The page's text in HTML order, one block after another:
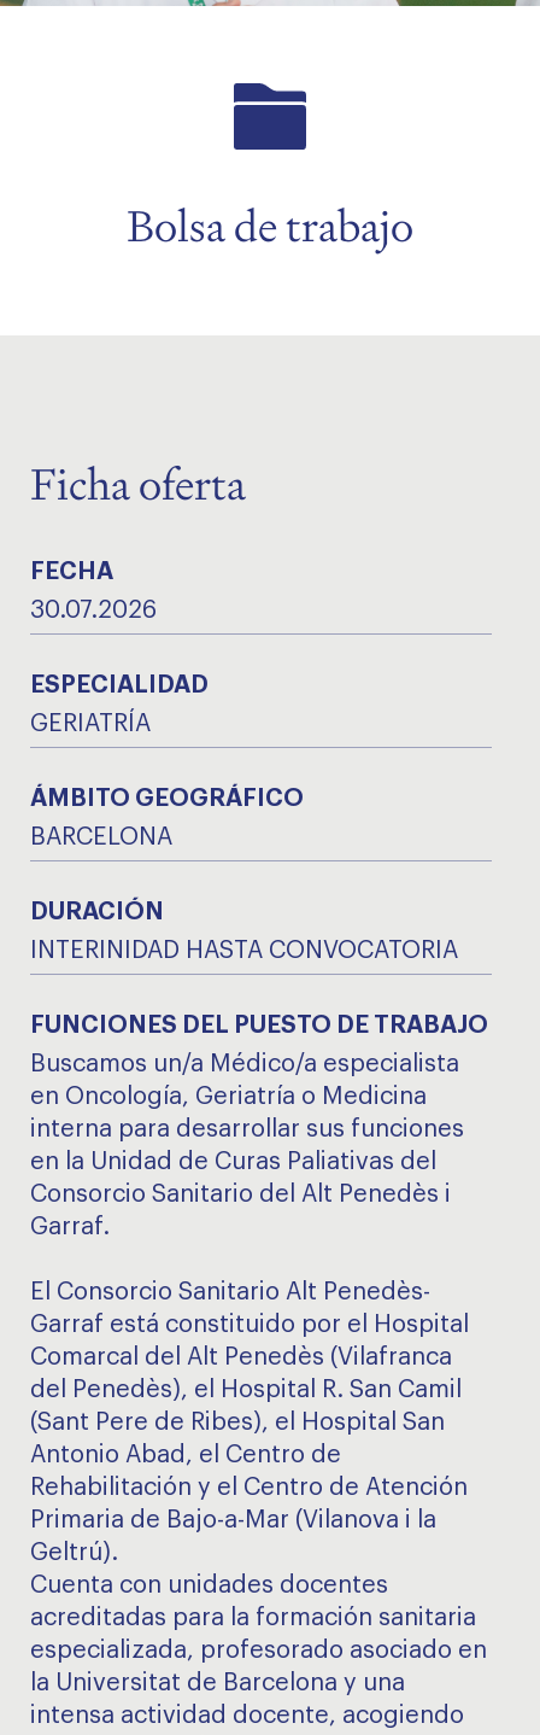
Bolsa de trabajo
Ficha oferta
FECHA
30.07.2026
ESPECIALIDAD
GERIATRÍA
ÁMBITO GEOGRÁFICO
BARCELONA
DURACIÓN
INTERINIDAD HASTA CONVOCATORIA
FUNCIONES DEL PUESTO DE TRABAJO
Buscamos un/a Médico/a especialista
en Oncología, Geriatría o Medicina
interna para desarrollar sus funciones
en la Unidad de Curas Paliativas del
Consorcio Sanitario del Alt Penedès i
Garraf.
El Consorcio Sanitario Alt Penedès-
Garraf está constituido por el Hospital
Comarcal del Alt Penedès (Vilafranca
del Penedès), el Hospital R. San Camil
(Sant Pere de Ribes), el Hospital San
Antonio Abad, el Centro de
Rehabilitación y el Centro de Atención
Primaria de Bajo-a-Mar (Vilanova i la
Geltrú).
Cuenta con unidades docentes
acreditadas para la formación sanitaria
especializada, profesorado asociado en
la Universitat de Barcelona y una
intensa actividad docente, acogiendo